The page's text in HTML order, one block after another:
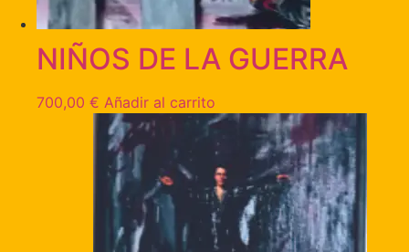
NIÑOS DE LA GUERRA
700,00 € Añadir al carrito